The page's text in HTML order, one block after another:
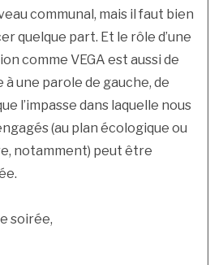
communal, mais il faut bien
quelque part. Et le rôle d’une
comme VEGA est aussi de
à une parole de gauche, de
l’impasse dans laquelle nous
(au plan écologique ou
notamment) peut être
soirée,